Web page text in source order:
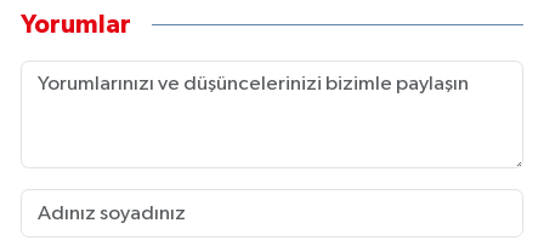
Yorumlar